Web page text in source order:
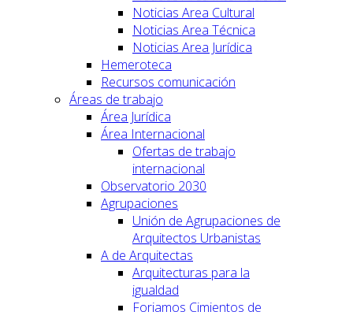
Noticias Area Cultural
Noticias Area Técnica
Noticias Area Jurídica
Hemeroteca
Recursos comunicación
Áreas de trabajo
Área Jurídica
Área Internacional
Ofertas de trabajo
internacional
Observatorio 2030
Agrupaciones
Unión de Agrupaciones de
Arquitectos Urbanistas
A de Arquitectas
Arquitecturas para la
igualdad
Forjamos Cimientos de